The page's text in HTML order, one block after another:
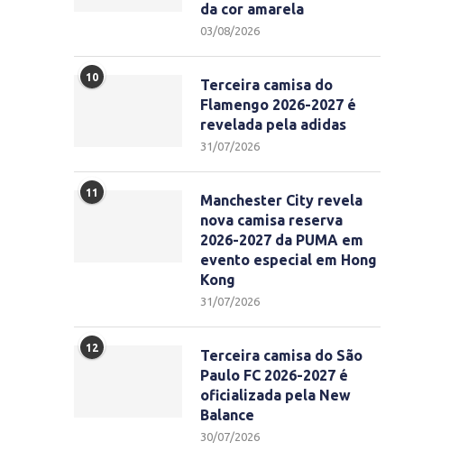
da cor amarela
03/08/2026
10
Terceira camisa do
Flamengo 2026-2027 é
revelada pela adidas
31/07/2026
11
Manchester City revela
nova camisa reserva
2026-2027 da PUMA em
evento especial em Hong
Kong
31/07/2026
12
Terceira camisa do São
Paulo FC 2026-2027 é
oficializada pela New
Balance
30/07/2026